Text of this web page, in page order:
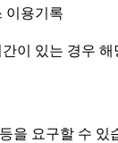
이용기록
이 있는 경우 해
을 요구할 수 있